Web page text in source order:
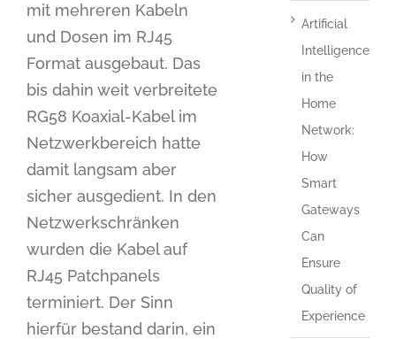
mit mehreren Kabeln
und Dosen im RJ45
Format ausgebaut. Das
bis dahin weit verbreitete
RG58 Koaxial-Kabel im
Netzwerkbereich hatte
damit langsam aber
sicher ausgedient. In den
Netzwerkschränken
wurden die Kabel auf
RJ45 Patchpanels
terminiert. Der Sinn
hierfür bestand darin, ein
Artificial
Intelligence
in the
Home
Network:
How
Smart
Gateways
Can
Ensure
Quality of
Experience